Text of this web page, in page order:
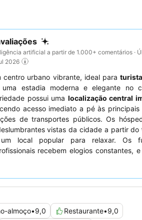
artificial a partir de 1.000+ comentários ·
2026
centro urbano vibrante, ideal para
estadia moderna e elegante no
possui uma localização central
acesso imediato a pé às
de transportes públicos. Os
vistas da cidade a partir do
local popular para relaxar. Os
recebem elogios constantes,
o dia. Para uma experiência mais
almoço•9,0 Restaurante•9,0